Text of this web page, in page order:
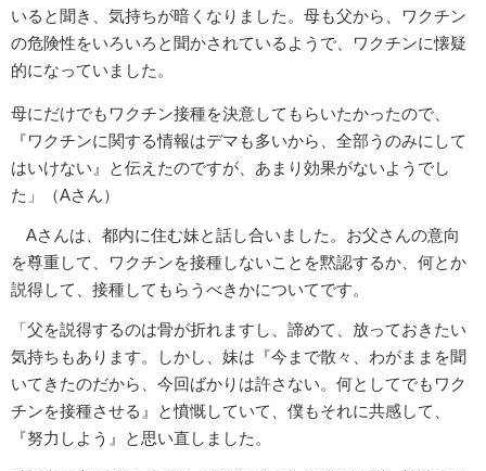
いると聞き、気持ちが暗くなりました。母も父から、ワクチン
の危険性をいろいろと聞かされているようで、ワクチンに懐疑
的になっていました。
母にだけでもワクチン接種を決意してもらいたかったので、
『ワクチンに関する情報はデマも多いから、全部うのみにして
はいけない』と伝えたのですが、あまり効果がないようでし
た」（Aさん）
Aさんは、都内に住む妹と話し合いました。お父さんの意向
を尊重して、ワクチンを接種しないことを黙認するか、何とか
説得して、接種してもらうべきかについてです。
「父を説得するのは骨が折れますし、諦めて、放っておきたい
気持ちもあります。しかし、妹は『今まで散々、わがままを聞
いてきたのだから、今回ばかりは許さない。何としてでもワク
チンを接種させる』と憤慨していて、僕もそれに共感して、
『努力しよう』と思い直しました。